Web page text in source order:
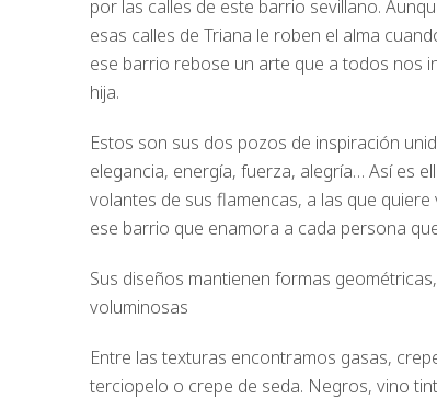
por las calles de este barrio sevillano.
esas calles de Triana le roben el alma
ese barrio rebose un arte que a todos nos
hija.
Estos son sus dos pozos de inspiración
elegancia, energía, fuerza, alegría… Así es
volantes de sus flamencas, a las que
ese barrio que enamora a cada persona
Sus diseños mantienen formas
voluminosas
Entre las texturas encontramos gasas,
terciopelo o crepe de seda. Negros, vino